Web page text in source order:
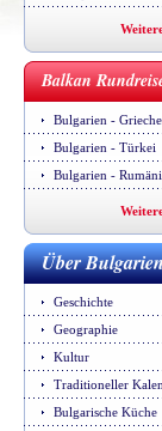
Balkan
Bulgarien -
Bulgarien - Türkei
Bulgarien -
Über
Geschichte
Geographie
Kultur
Traditioneller
Bulgarische Küche